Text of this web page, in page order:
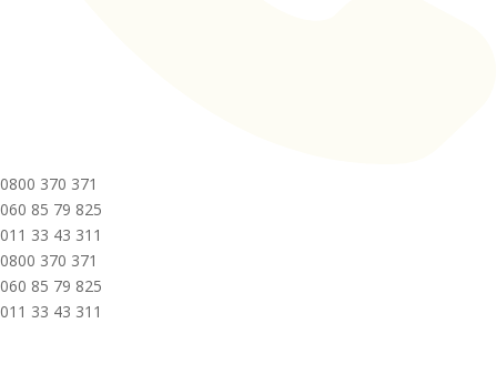
0800 370 371
060 85 79 825
011 33 43 311
0800 370 371
060 85 79 825
011 33 43 311